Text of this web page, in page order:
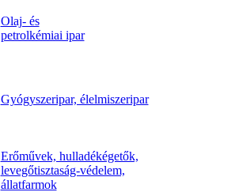
Olaj- és
petrolkémiai ipar
Gyógyszeripar, élelmiszeripar
Erőművek, hulladékégetők,
levegőtisztaság-védelem,
állatfarmok